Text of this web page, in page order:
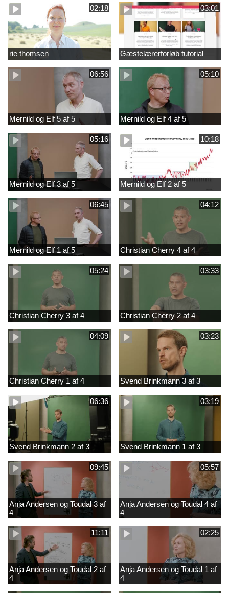
02:18
rie thomsen
03:01
Gæstelærerforløb tutorial
06:56
Mernild og Elf 5 af 5
05:10
Mernild og Elf 4 af 5
05:16
Mernild og Elf 3 af 5
10:18
Mernild og Elf 2 af 5
06:45
Mernild og Elf 1 af 5
04:12
Christian Cherry 4 af 4
05:24
Christian Cherry 3 af 4
03:33
Christian Cherry 2 af 4
04:09
Christian Cherry 1 af 4
03:23
Svend Brinkmann 3 af 3
06:36
Svend Brinkmann 2 af 3
03:19
Svend Brinkmann 1 af 3
09:45
Anja Andersen og Toudal 3 af
4
05:57
Anja Andersen og Toudal 4 af
4
11:11
Anja Andersen og Toudal 2 af
4
02:25
Anja Andersen og Toudal 1 af
4